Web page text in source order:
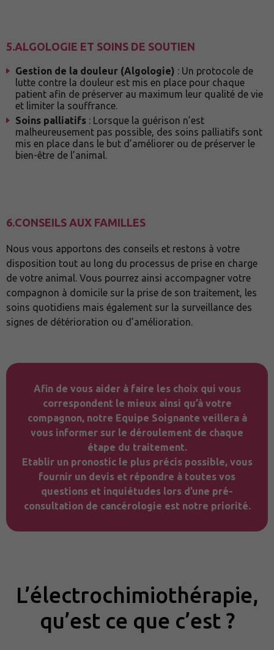
5.ALGOLOGIE ET SOINS DE SOUTIEN
Gestion de la douleur (Algologie) : Un protocole de
lutte contre la douleur est mis en place pour chaque
patient afin de préserver au maximum leur qualité de vie
et limiter la souffrance.
Soins palliatifs : Lorsque la guérison n’est
malheureusement pas possible, des soins palliatifs sont
mis en place dans le but d’améliorer ou de préserver le
bien-être de l’animal.
6.CONSEILS AUX FAMILLES
Nous vous apportons des conseils et restons à votre
disposition tout au long du processus de prise en charge
de votre animal. Vous pourrez ainsi accompagner votre
compagnon à domicile sur la prise de son traitement, les
soins quotidiens mais également sur la surveillance des
signes de détérioration ou d’amélioration.
Afin de vous aider à faire les choix qui vous
correspondent le mieux ainsi qu’à votre
compagnon, notre Equipe Soignante veillera à
vous informer sur le déroulement de chaque
étape du traitement.
Etablir un pronostic le plus précis possible, vous
fournir un devis et répondre à toutes vos
questions et inquiétudes lors d’une pré-
consultation de cancérologie est notre priorité.
L’électrochimiothérapie,
qu’est ce que c’est ?